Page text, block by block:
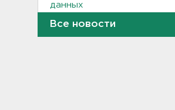
данных
22:02, 06.08.2026
Все новости